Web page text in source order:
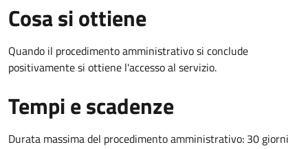
Cosa si ottiene
Quando il procedimento amministrativo si conclude
positivamente si ottiene l'accesso al servizio.
Tempi e scadenze
Durata massima del procedimento amministrativo: 30 giorni